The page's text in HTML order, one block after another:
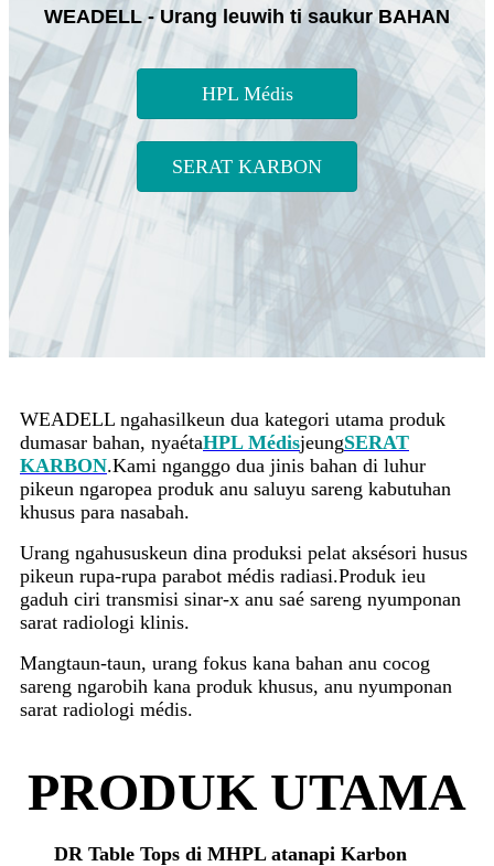
WEADELL - Urang leuwih ti saukur BAHAN
HPL Médis
SERAT KARBON
WEADELL ngahasilkeun dua kategori utama produk
dumasar bahan, nyaétaHPL MédisjeungSERAT
KARBON.Kami nganggo dua jinis bahan di luhur
pikeun ngaropea produk anu saluyu sareng kabutuhan
khusus para nasabah.
Urang ngahususkeun dina produksi pelat aksésori husus
pikeun rupa-rupa parabot médis radiasi.Produk ieu
gaduh ciri transmisi sinar-x anu saé sareng nyumponan
sarat radiologi klinis.
Mangtaun-taun, urang fokus kana bahan anu cocog
sareng ngarobih kana produk khusus, anu nyumponan
sarat radiologi médis.
PRODUK UTAMA
DR Table Tops di MHPL atanapi Karbon